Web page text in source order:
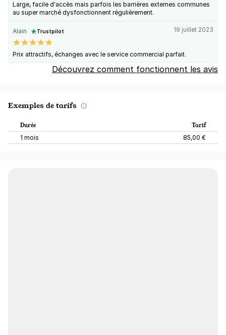
Large, facile d'accès mais parfois les barrières externes communes
au super marché dysfonctionnent régulièrement.
Alain Trustpilot 19 juillet 2023
Prix attractifs, échanges avec le service commercial parfait.
Découvrez comment fonctionnent les avis
Exemples de tarifs
Durée Tarif
1 mois 85,00 €